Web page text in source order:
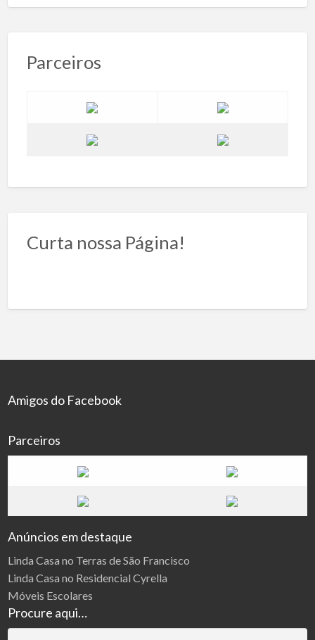
Parceiros
Curta nossa Página!
Amigos do Facebook
Parceiros
Anúncios em destaque
Linda Casa no Terras de São Francisco
Linda Casa no Residencial Cyrella
Móveis Escolares
Procure aqui…